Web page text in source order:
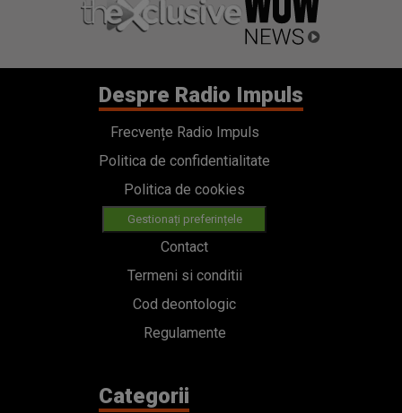
Despre Radio Impuls
Frecvențe Radio Impuls
Politica de confidentialitate
Politica de cookies
Gestionați preferințele
Contact
Termeni si conditii
Cod deontologic
Regulamente
Categorii